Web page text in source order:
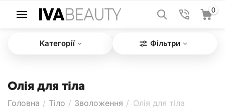
0
Категорії Фільтри
Олія для тіла
Головна / Тіло / Зволоження / Олія для тіла